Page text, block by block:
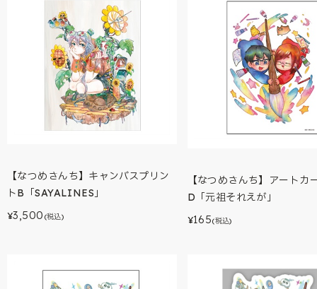
【なつめさんち】キャンバスプリン
トB「SAYALINES」
¥3,500 (税込)
【なつめさんち】アートカ
D「元祖それえが」
¥165(税込)